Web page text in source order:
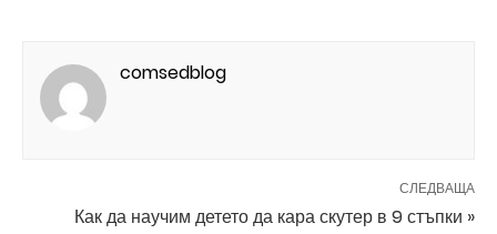
comsedblog
СЛЕДВАЩА
Как да научим детето да кара скутер в 9 стъпки »